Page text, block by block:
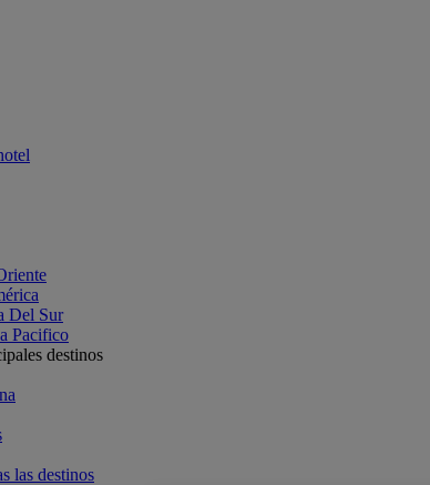
Del Sur
Pacifico
destinos
las destinos